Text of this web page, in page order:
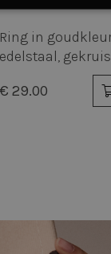
Ring in
edelstaal,
€ 29.00
Niet-
van de
cookies op de